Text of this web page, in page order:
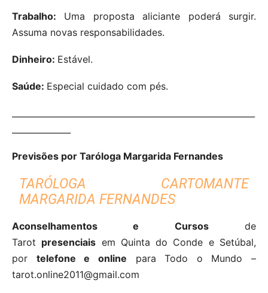
Trabalho: Uma proposta aliciante poderá surgir.
Assuma novas responsabilidades.
Dinheiro: Estável.
Saúde: Especial cuidado com pés.
Previsões por Taróloga Margarida Fernandes
TARÓLOGA CARTOMANTE
MARGARIDA FERNANDES
Aconselhamentos e Cursosde
Tarot presenciais em Quinta do Conde e Setúbal,
por telefone e online para Todo o Mundo –
tarot.online2011@gmail.com